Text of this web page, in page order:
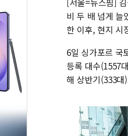
비 두 배 넘게 늘
한 이후, 현지 시
6일 싱가포르
등록 대수(1557
해 상반기(333